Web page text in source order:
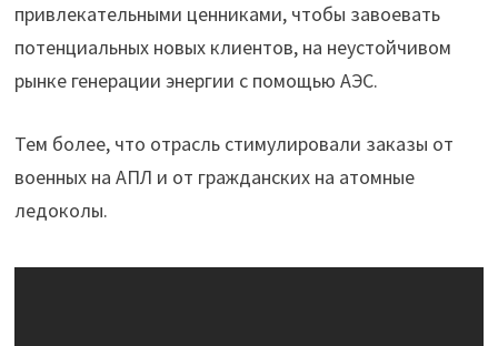
привлекательными ценниками, чтобы завоевать
потенциальных новых клиентов, на неустойчивом
рынке генерации энергии с помощью АЭС.
Тем более, что отрасль стимулировали заказы от
военных на АПЛ и от гражданских на атомные
ледоколы.